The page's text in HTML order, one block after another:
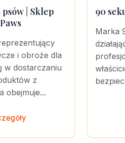
| Sklep
i obroże dla
w dostarczaniu
z
obejmuje...
90
Marka